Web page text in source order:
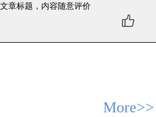
章标题，内容随意评价
More>>